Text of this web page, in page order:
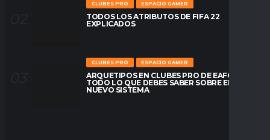
CLUBES PRO ESPACIO GAMER
TODOS LOS ATRIBUTOS DE FIFA 22
EXPLICADOS
CLUBES PRO ESPACIO GAMER
ARQUETIPOS EN CLUBES PRO DE EAFC26:
TODO LO QUE DEBES SABER SOBRE EL
NUEVO SISTEMA